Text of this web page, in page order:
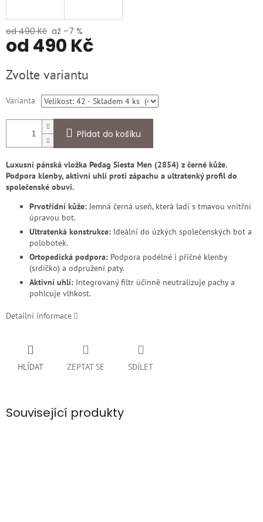
od 490 Kč až –7 %
od 490 Kč
cena:
Zvolte variantu
Varianta
Přidat do košíku
Luxusní pánská vložka Pedag Siesta Men (2854) z černé kůže.
Podpora klenby, aktivní uhlí proti zápachu a ultratenký profil do
společenské obuvi.
Prvotřídní kůže: Jemná černá useň, která ladí s tmavou vnitřní
úpravou bot.
Ultratenká konstrukce: Ideální do úzkých společenských bot a
polobotek.
Ortopedická podpora: Podpora podélné i příčné klenby
(srdíčko) a odpružení paty.
Aktivní uhlí: Integrovaný filtr účinně neutralizuje pachy a
pohlcuje vlhkost.
Detailní informace
ZEPTAT SE
HLÍDAT SDÍLET
Související produkty